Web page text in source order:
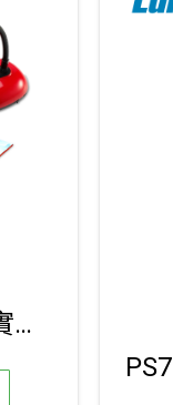
DC-193 Full HD 便攜式 實物提示機｜傑可達代理銷售